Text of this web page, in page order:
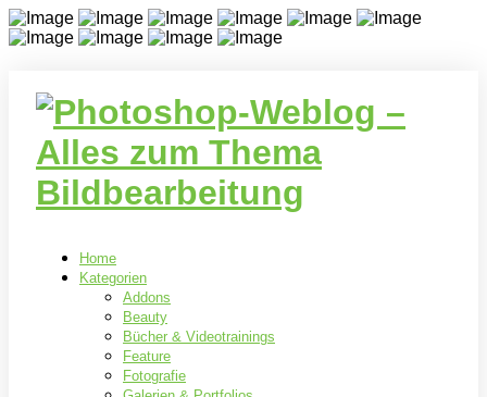
Home
Kategorien
Addons
Beauty
Bücher & Videotrainings
Feature
Fotografie